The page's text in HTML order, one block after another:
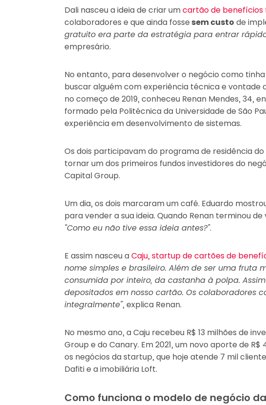
Dali nasceu a ideia de criar umcartão de benefícios
colaboradores e que ainda fosse sem custo de
gratuito era parte da estratégia para entrar
empresário.
No entanto, para desenvolver o negócio como
buscar alguém com experiência técnica e vontade
no começo de 2019, conheceu Renan Mendes, 34,
formado pela Politécnica da Universidade de São
experiência em desenvolvimento de sistemas.
Os dois participavam do programa de residência do
tornar um dos primeiros fundos investidores do
Capital Group.
Um dia, os dois marcaram um café. Eduardo
para vender a sua ideia. Quando Renan terminou
“Como eu não tive essa ideia antes?”.
E assim nasceu aCaju, startup de cartões de
nome simples e brasileiro. Além de ser uma fruta
consumida por inteiro, da castanha à polpa.
depositados em nosso cartão. Os colaboradores
integralmente”, explica Renan.
No mesmo ano, a Caju recebeu R$ 13 milhões de
Group e do Canary. Em 2021, um novo aporte de
os negócios da startup, que hoje atende 7 mil
Dafiti e a imobiliária Loft.
Como funciona o modelo de negócio